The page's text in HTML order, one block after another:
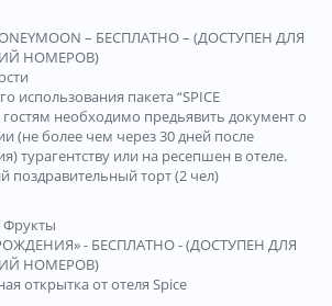
– БЕСПЛАТНО – (ДОСТУПЕН ДЛЯ
НОМЕРОВ)
использования пакета “SPICE
гостям необходимо предьявить документ о
(не более чем через 30 дней после
турагентству или на ресепшен в отеле.
поздравительный торт (2 чел)
Фрукты
- БЕСПЛАТНО - (ДОСТУПЕН ДЛЯ
НОМЕРОВ)
открытка от отеля Spice